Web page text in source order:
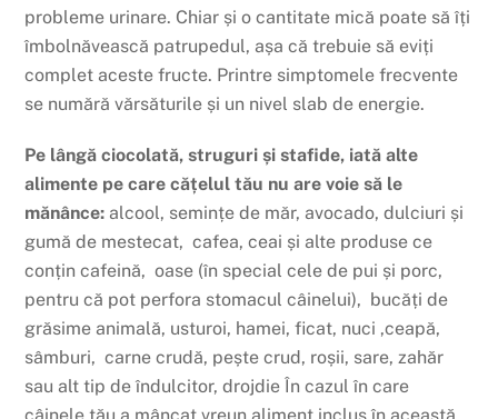
probleme urinare. Chiar și o cantitate mică poate să îți
îmbolnăvească patrupedul, așa că trebuie să eviți
complet aceste fructe. Printre simptomelefrecvente
se numără vărsăturile și un nivel slab de energie.
Pe lângă ciocolată, struguriși stafide, iată alte
alimente pe carecățelul tău nu are voiesă le
mănânce: alcool, semințe de măr, avocado, dulciuri și
gumă de mestecat,cafea, ceai și alte produse ce
conțin cafeină, oase (în special cele de pui și porc,
pentrucă pot perfora stomaculcâinelui), bucăți de
grăsime animală, usturoi, hamei, ficat, nuci ,ceapă,
sâmburi, carne crudă, pește crud, roșii, sare, zahăr
sau alttip deîndulcitor, drojdie În cazulîn care